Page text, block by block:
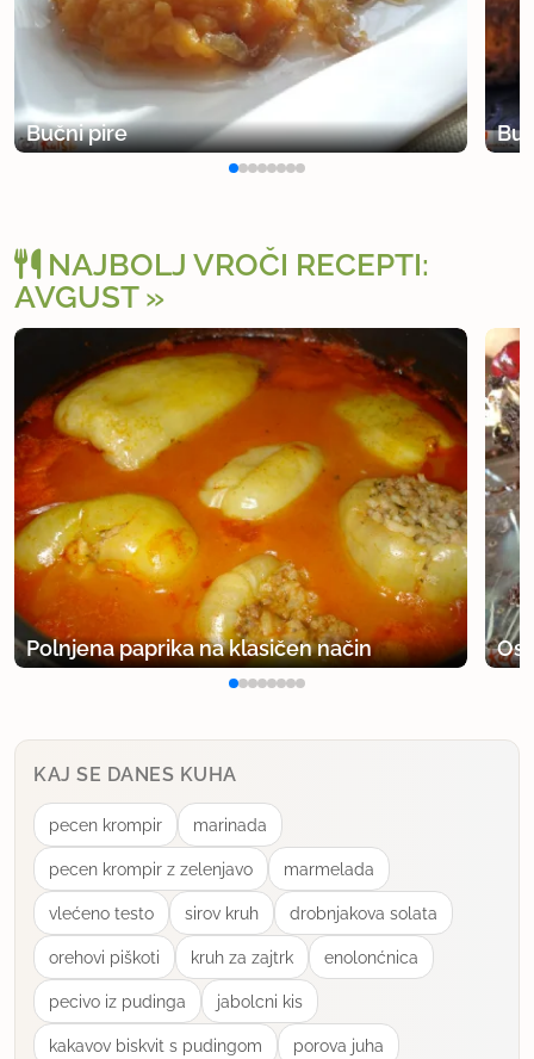
Bučni pire
NAJBOLJ VROČI RECEPTI:
AVGUST
Polnjena paprika na klasičen način
KAJ SE DANES KUHA
pecen krompir marinada
pecen krompir z zelenjavo marmelada
vlećeno testo sirov kruh drobnjakova solata
orehovi piškoti kruh za zajtrk enolonćnica
pecivo iz pudinga jabolcni kis
kakavov biskvit s pudingom porova juha